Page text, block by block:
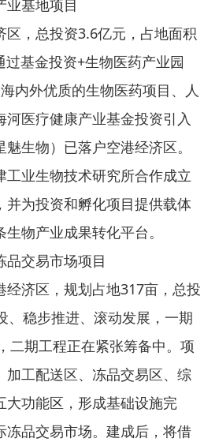
基地项目
，总投资3.6亿元，占地面积
基金投资+生物医药产业园
内外优质的生物医药项目、人
医疗健康产业基金投资引入
生物）已落户空港经济区。
工业生物技术研究所合作成立
并为投资和孵化项目提供载体
物产业成果转化平台。
交易市场项目
济区，规划占地317亩，总投
、稳步推进、滚动发展，一期
二期工程正在紧张筹备中。项
加工配送区、冻品交易区、综
大功能区，形成基础设施完
冻品交易市场。建成后，将借